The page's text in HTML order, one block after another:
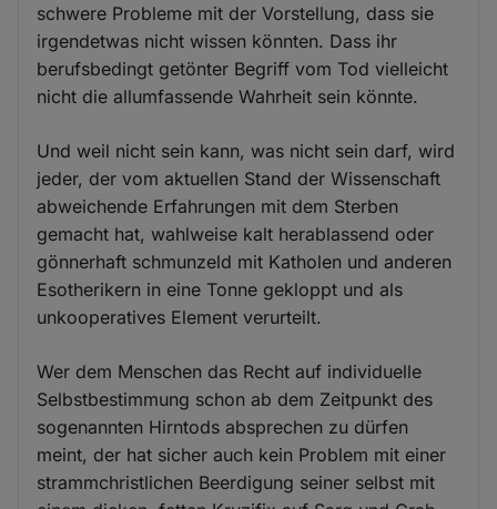
schwere Probleme mit der Vorstellung, dass sie
irgendetwas nicht wissen könnten. Dass ihr
berufsbedingt getönter Begriff vom Tod vielleicht
nicht die allumfassende Wahrheit sein könnte.
Und weil nicht sein kann, was nicht sein darf, wird
jeder, der vom aktuellen Stand der Wissenschaft
abweichende Erfahrungen mit dem Sterben
gemacht hat, wahlweise kalt herablassend oder
gönnerhaft schmunzeld mit Katholen und anderen
Esotherikern in eine Tonne gekloppt und als
unkooperatives Element verurteilt.
Wer dem Menschen das Recht auf individuelle
Selbstbestimmung schon ab dem Zeitpunkt des
sogenannten Hirntods absprechen zu dürfen
meint, der hat sicher auch kein Problem mit einer
strammchristlichen Beerdigung seiner selbst mit